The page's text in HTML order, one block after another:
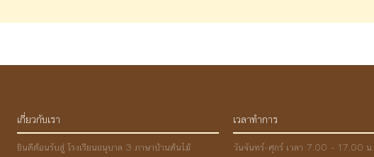
เกี่ยวกับเรา
ยินดีต้อนรับสู่ โรงเรียนอนุบาล 3 ภาษาบ้านต้นไม้
เวลาทำการ
วันจันทร์-ศุกร์ เวลา 7.00 – 17.00 น.